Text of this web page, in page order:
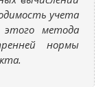
учета
метода
нормы